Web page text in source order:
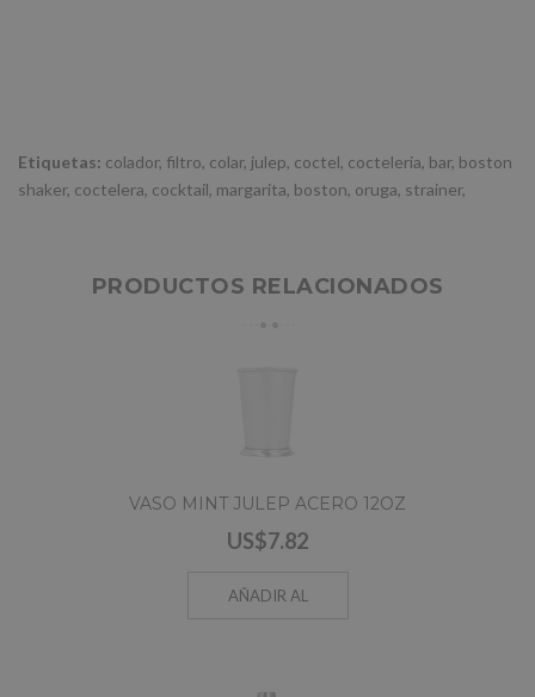
Etiquetas: colador, filtro, colar, julep, coctel, cocteleria, bar, boston
shaker, coctelera, cocktail, margarita, boston, oruga, strainer,
PRODUCTOS RELACIONADOS
VASO MINT JULEP ACERO 12OZ
US$7.82
AÑADIR AL